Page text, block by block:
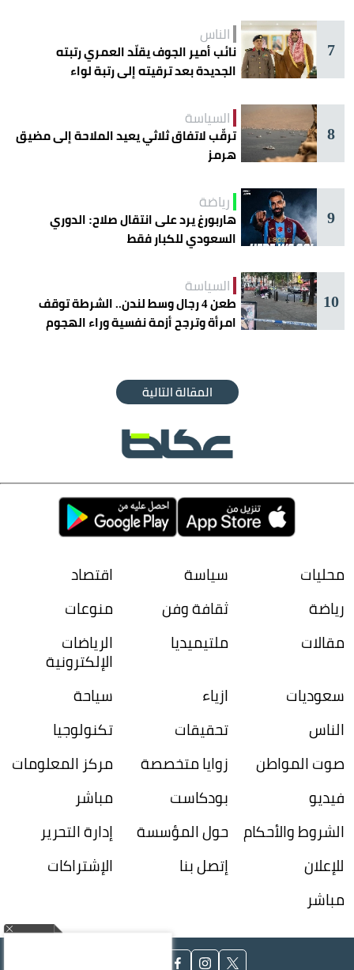
7
الناس
نائب أمير الجوف يقلّد العمري رتبته
الجديدة بعد ترقيته إلى رتبة لواء
8
السياسة
ترقّب لاتفاق ثلاثي يعيد الملاحة إلى مضيق
هرمز
9
رياضة
هاربورغ يرد على انتقال صلاح: الدوري
السعودي للكبار فقط
10
السياسة
طعن 4 رجال وسط لندن.. الشرطة توقف
امرأة وترجح أزمة نفسية وراء الهجوم
المقالة التالية
محليات سياسة
اقتصاد
رياضة
ثقافة وفن
منوعات
مقالات
ملتيميديا الرياضات
الإلكترونية
سعوديات
ازياء
سياحة
الناس
تحقيقات
تكنولوجيا
صوت المواطن
زوايا متخصصة
مركز المعلومات
فيديو
بودكاست
مباشر
الشروط والأحكام حول المؤسسة
إدارة التحرير
للإعلان
إتصل بنا
الإشتراكات
مباشر